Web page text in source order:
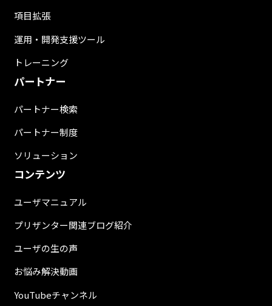
項目拡張
運用・開発支援ツール
トレーニング
パートナー
パートナー検索
パートナー制度
ソリューション
コンテンツ
ユーザマニュアル
プリザンター関連ブログ紹介
ユーザの生の声
お悩み解決動画
YouTubeチャンネル